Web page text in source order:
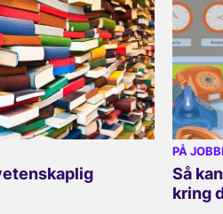
PÅ
Så
kring